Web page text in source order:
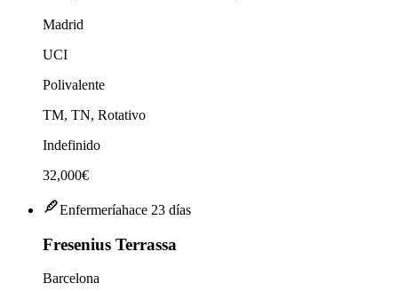
Madrid
UCI
Polivalente
TM, TN, Rotativo
Indefinido
32,000€
Enfermeríahace 23 días
Fresenius Terrassa
Barcelona